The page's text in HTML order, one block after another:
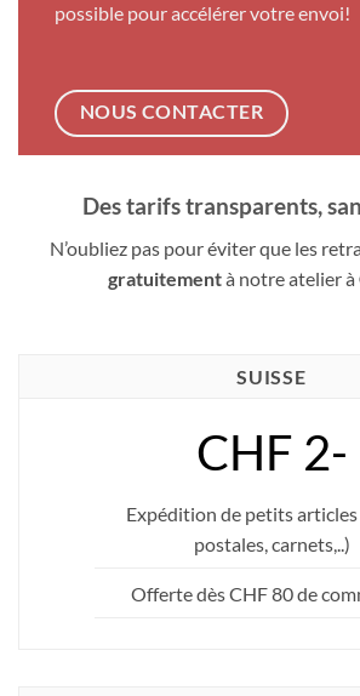
possible pour accélérer votre envoi!
NOUS CONTACTER
Des tarifs transparents,
N’oubliez pas pour éviter que les
gratuitementà notre atelier à
SUISSE
CHF 2-
Expédition de petits
postales, carnets,..)
Offerte dès CHF 80 de